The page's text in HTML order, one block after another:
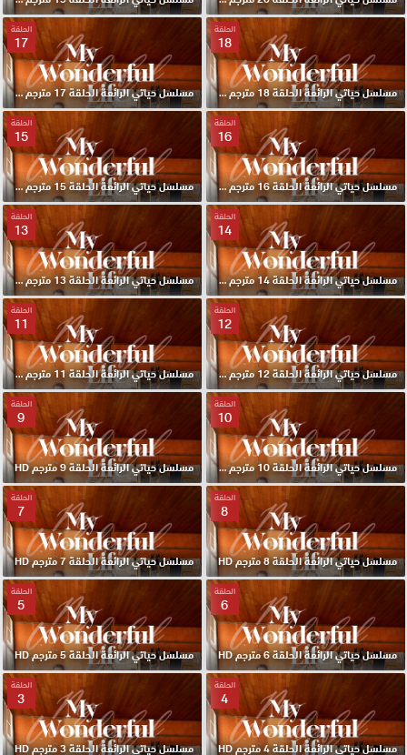
الحلقة
18
مسلسل حياتي الرائعة الحلقة 18 مترجم HD
الحلقة
17
مسلسل حياتي الرائعة الحلقة 17 مترجم HD
الحلقة
16
مسلسل حياتي الرائعة الحلقة 16 مترجم HD
الحلقة
15
مسلسل حياتي الرائعة الحلقة 15 مترجم HD
الحلقة
14
مسلسل حياتي الرائعة الحلقة 14 مترجم HD
الحلقة
13
مسلسل حياتي الرائعة الحلقة 13 مترجم HD
الحلقة
12
مسلسل حياتي الرائعة الحلقة 12 مترجم HD
الحلقة
11
مسلسل حياتي الرائعة الحلقة 11 مترجم HD
الحلقة
10
مسلسل حياتي الرائعة الحلقة 10 مترجم HD
الحلقة
9
مسلسل حياتي الرائعة الحلقة 9 مترجم HD
الحلقة
8
مسلسل حياتي الرائعة الحلقة 8 مترجم HD
الحلقة
7
مسلسل حياتي الرائعة الحلقة 7 مترجم HD
الحلقة
6
مسلسل حياتي الرائعة الحلقة 6 مترجم HD
الحلقة
5
مسلسل حياتي الرائعة الحلقة 5 مترجم HD
الحلقة
4
مسلسل حياتي الرائعة الحلقة 4 مترجم HD
الحلقة
3
مسلسل حياتي الرائعة الحلقة 3 مترجم HD